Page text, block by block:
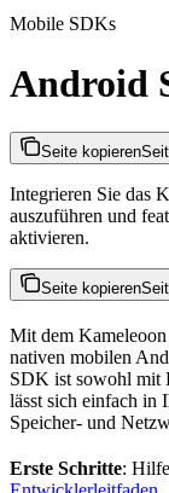
Mobile SDKs
Android
Seite kopieren
Integrieren Sie das
auszuführen und
aktivieren.
Seite kopieren
Mit dem
nativen mobilen
SDK ist sowohl mit
lässt sich einfach in
Speicher- und
Erste Schritte: